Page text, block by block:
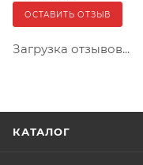
ОСТАВИТЬ ОТЗЫВ
Загрузка отзывов...
КАТАЛОГ